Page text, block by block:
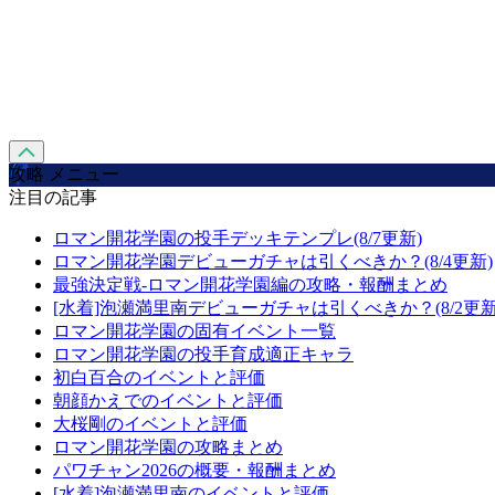
攻略 メニュー
注目の記事
ロマン開花学園の投手デッキテンプレ(8/7更新)
ロマン開花学園デビューガチャは引くべきか？(8/4更新)
最強決定戦-ロマン開花学園編の攻略・報酬まとめ
[水着]泡瀬満里南デビューガチャは引くべきか？(8/2更
ロマン開花学園の固有イベント一覧
ロマン開花学園の投手育成適正キャラ
初白百合のイベントと評価
朝顔かえでのイベントと評価
大桜剛のイベントと評価
ロマン開花学園の攻略まとめ
パワチャン2026の概要・報酬まとめ